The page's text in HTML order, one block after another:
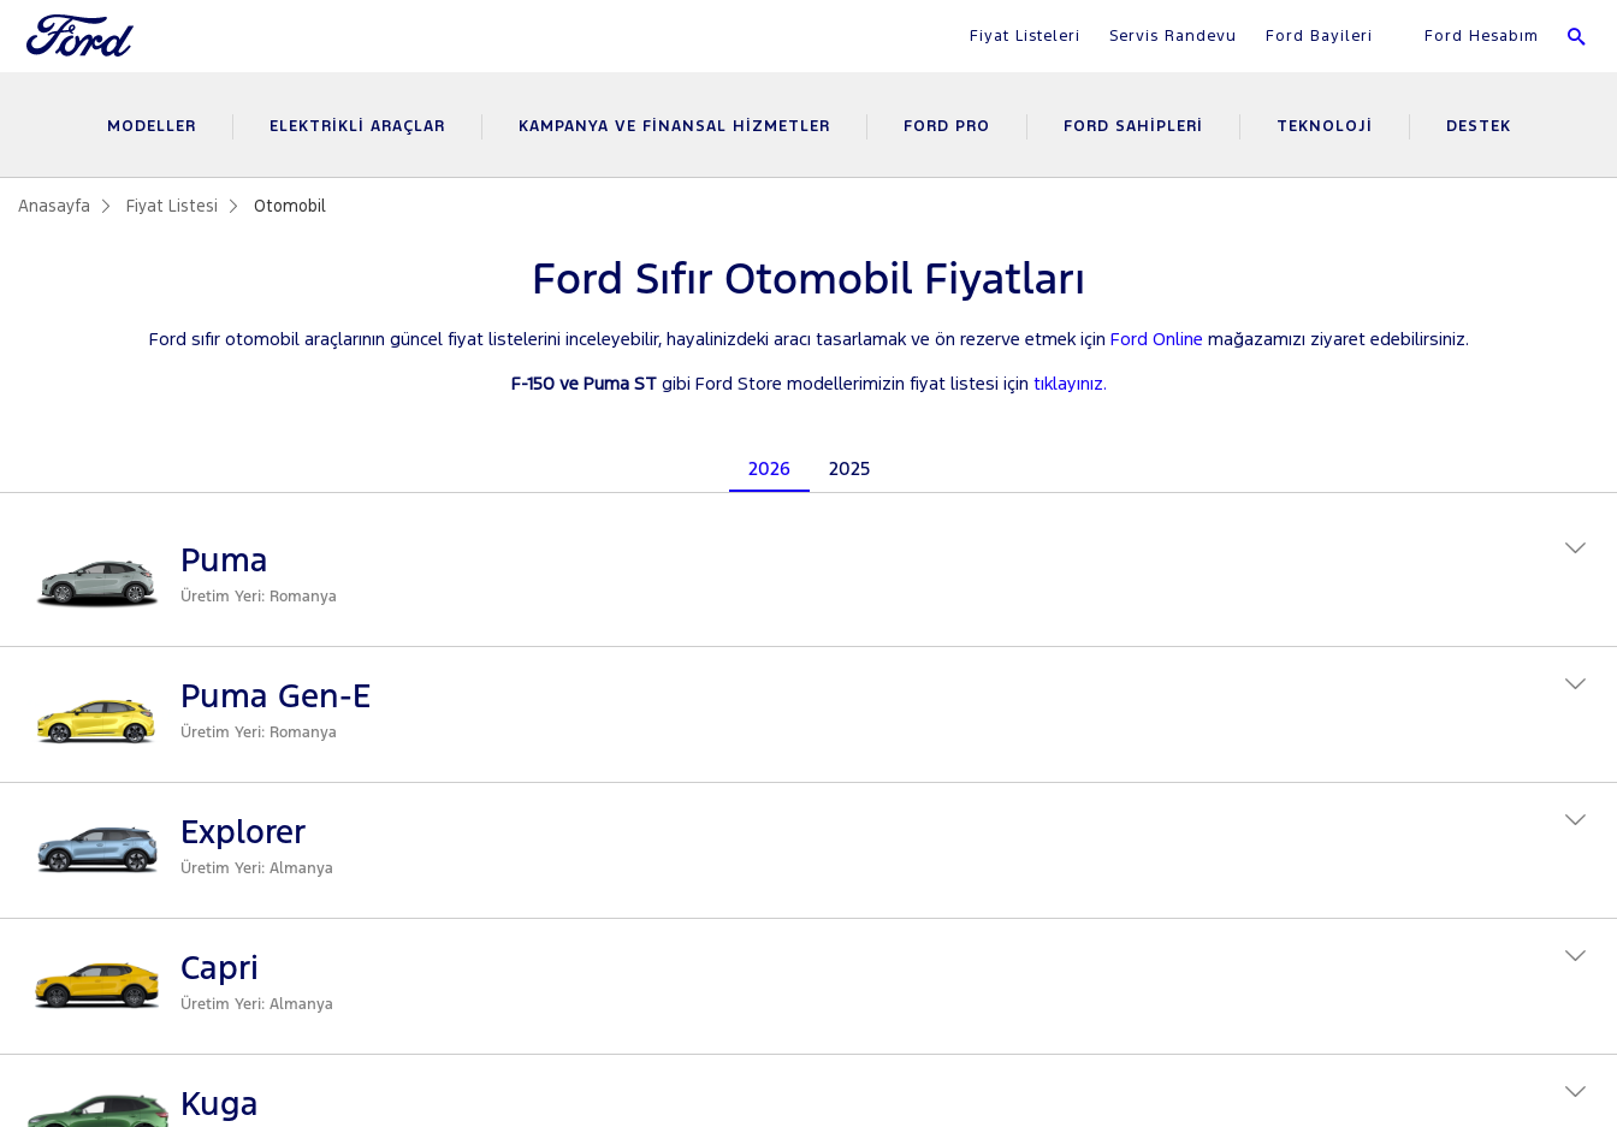
Fiyat Listeleri Servis Randevu Ford Bayileri Ford Hesabım
MODELLER ELEKTRIKLI ARAÇLAR KAMPANYA VE FINANSAL HIZMETLER FORD PRO FORD SAHIPLERI TEKNOLOJI DESTEK
Anasayfa Fiyat Listesi Otomobil
Ford Sıfır Otomobil Fiyatları
Ford sıfır otomobil araçlarının güncel fiyat listelerini inceleyebilir, hayalinizdeki aracı tasarlamak ve ön rezerve etmek için Ford Online mağazamızı ziyaret edebilirsiniz.
F-150 ve Puma ST gibi Ford Store modellerimizin fiyat listesi için tıklayınız.
2026 2025
Puma
Üretim Yeri: Romanya
Puma Gen-E
Üretim Yeri: Romanya
Explorer
Üretim Yeri: Almanya
Capri
Üretim Yeri: Almanya
Kuga